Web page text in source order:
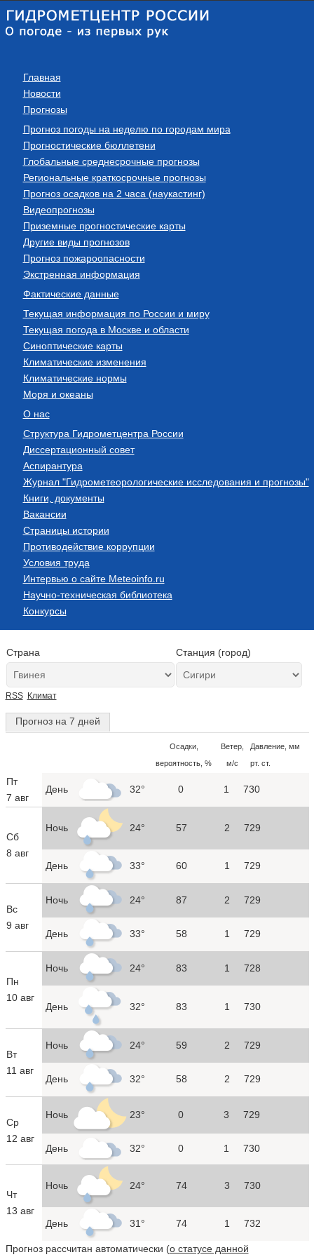
Главная
Новости
Прогнозы
Прогноз погоды на неделю по городам мира
Прогностические бюллетени
Глобальные среднесрочные прогнозы
Региональные краткосрочные прогнозы
Прогноз осадков на 2 часа (наукастинг)
Видеопрогнозы
Приземные прогностические карты
Другие виды прогнозов
Прогноз пожароопасности
Экстренная информация
Фактические данные
Текущая информация по России и миру
Текущая погода в Москве и области
Синоптические карты
Климатические изменения
Климатические нормы
Моря и океаны
О нас
Структура Гидрометцентра России
Диссертационный совет
Аспирантура
Журнал "Гидрометеорологические исследования и прогнозы"
Книги, документы
Вакансии
Страницы истории
Противодействие коррупции
Условия труда
Интервью о сайте Meteoinfo.ru
Научно-техническая библиотека
Конкурсы
Страна Станция (город)
RSS Климат
Прогноз на 7 дней
Осадки,
вероятность, %
Ветер,
м/с
Давление, мм
рт. ст.
Пт
7 авг
День 32° 0 1 730
Сб
8 авг
Ночь 24° 57 2 729
День 33° 60 1 729
Вс
9 авг
Ночь 24° 87 2 729
День 33° 58 1 729
Пн
10 авг
Ночь 24° 83 1 728
День 32° 83 1 730
Вт
11 авг
Ночь 24° 59 2 729
День 32° 58 2 729
Ср
12 авг
Ночь 23° 0 3 729
День 32° 0 1 730
Чт
13 авг
Ночь 24° 74 3 730
День 31° 74 1 732
Прогноз рассчитан автоматически (о статусе данной